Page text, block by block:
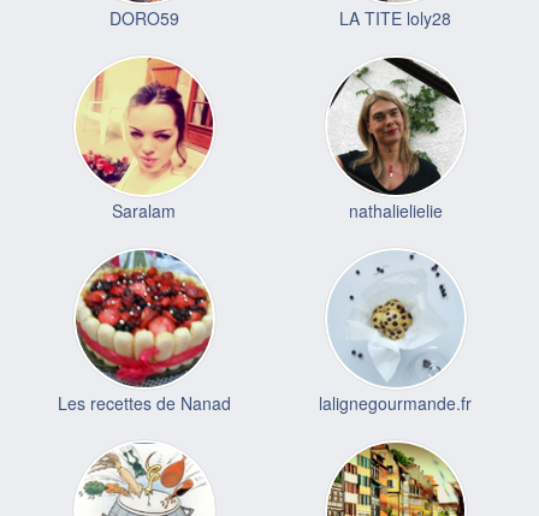
DORO59 LA TITE loly28
Saralam nathalielielie
Les recettes de Nanad lalignegourmande.fr